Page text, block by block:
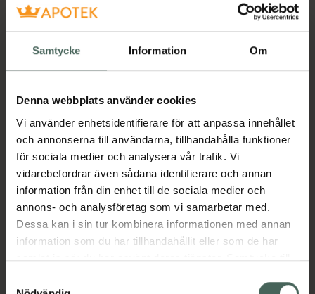
Samtycke Information Om
Denna webbplats använder cookies
Vi använder enhetsidentifierare för att anpassa innehållet
och annonserna till användarna, tillhandahålla funktioner
för sociala medier och analysera vår trafik. Vi
vidarebefordrar även sådana identifierare och annan
information från din enhet till de sociala medier och
annons- och analysföretag som vi samarbetar med.
Dessa kan i sin tur kombinera informationen med annan
information som du har tillhandahållit eller som de har
samlat in när du har använt deras tjänster. Samtycke till
återkalla ditt samtycke via webbplatsens
Dölj
Kosttillskott. Rekommenderad
Kosttillskott bör inte ersätta en
varierad kost och en hälsosam
livsstil. Förvaras utom räckhåll för
små barn.
Vegansk kosttillskott som är fri från
konstgjorda färger och smaker. Produkten
innehåller socker.
Jämförpris 3,48 kr /st
Kategorier: